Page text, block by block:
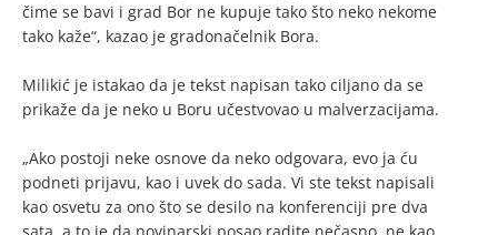
čime se bavi i grad Bor ne kupuje tako što neko nekome
tako kaže“, kazao je gradonačelnik Bora.
Milikić je istakao da je tekst napisan tako ciljano da se
prikaže da je neko u Boru učestvovao u malverzacijama.
„Ako postoji neke osnove da neko odgovara, evo ja ću
podneti prijavu, kao i uvek do sada. Vi ste tekst napisali
kao osvetu za ono što se desilo na konferenciji pre dva